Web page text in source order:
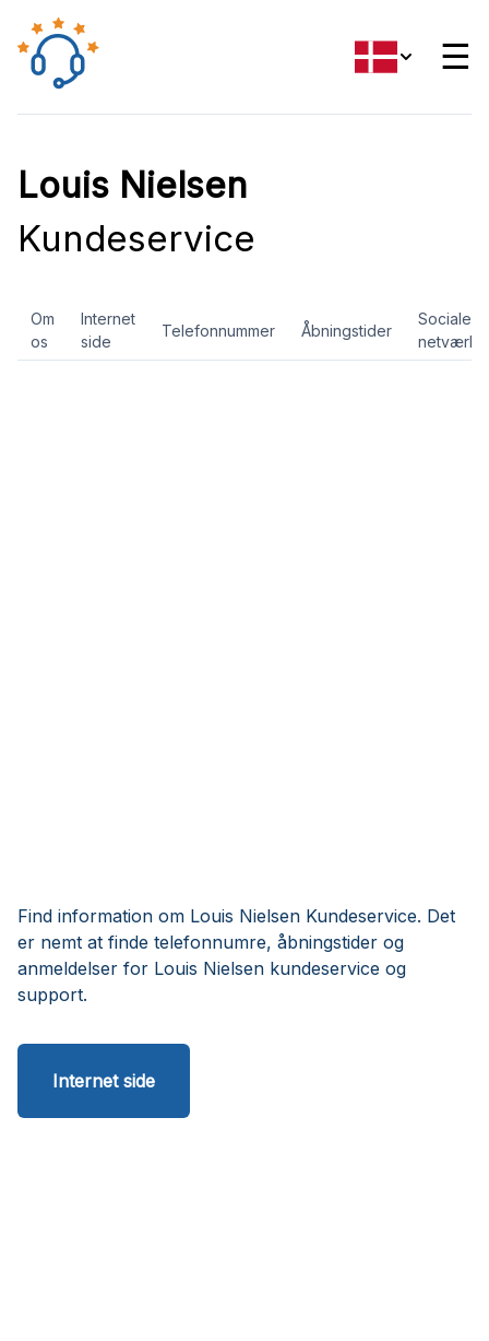
☰
Louis Nielsen
Kundeservice
Om
os
Internet
side
Telefonnummer Åbningstider
Sociale
netværk
Find information om Louis Nielsen Kundeservice. Det
er nemt at finde telefonnumre, åbningstider og
anmeldelser for Louis Nielsen kundeservice og
support.
Internet side